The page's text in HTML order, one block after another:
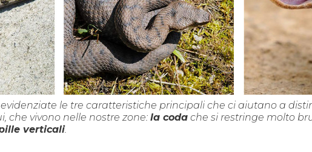
le tre caratteristiche principali che ci aiutano a
che vivono nelle nostre zone: la coda che si restringe molto
verticali.